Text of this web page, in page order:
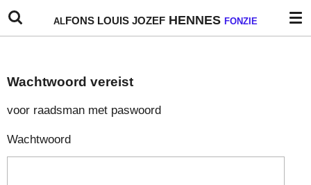
Ga
direct
hoofdinhoud
ALFONS LOUIS JOZEF HENNES FONZIE
Wachtwoord vereist
voor raadsman met paswoord
Wachtwoord